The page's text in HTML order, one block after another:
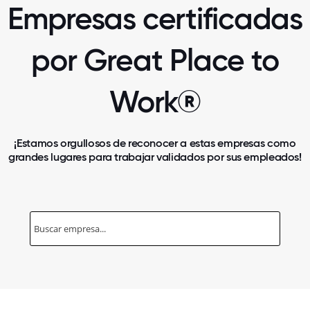
Empresas certificadas
por Great Place to
Work®
¡Estamos orgullosos de reconocer a estas empresas como
grandes lugares para trabajar validados por sus empleados!